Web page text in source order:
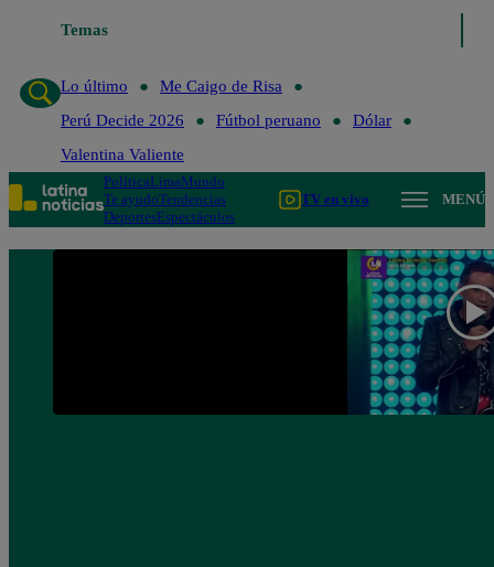
Temas
Lo último
Me Caigo de Risa
Perú Decide 2026
Fútbol peruano
Dólar
Valentina Valiente
PolíticaLimaMundo
Te ayudoTendencias
DeportesEspectáculos
TV en vivo MENÚ